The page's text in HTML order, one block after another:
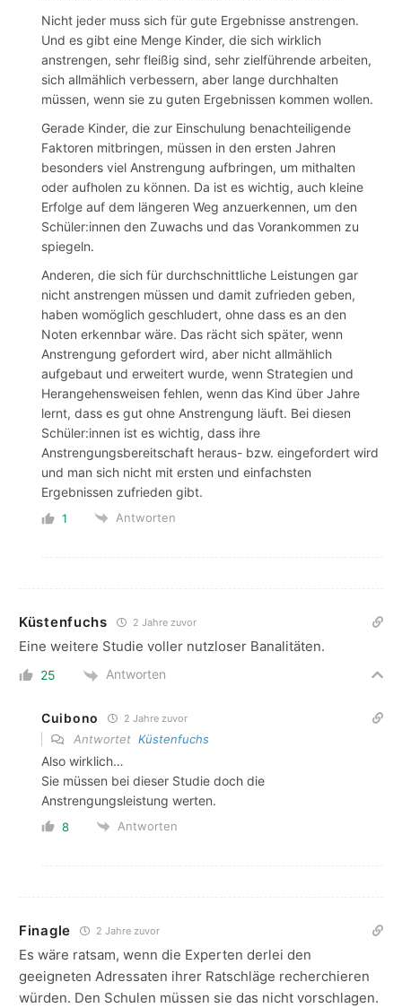
Nicht jeder muss sich für gute Ergebnisse anstrengen.
Und es gibt eine Menge Kinder, die sich wirklich
anstrengen, sehr fleißig sind, sehr zielführende arbeiten,
sich allmählich verbessern, aber lange durchhalten
müssen, wenn sie zu guten Ergebnissen kommen wollen.
Gerade Kinder, die zur Einschulung benachteiligende
Faktoren mitbringen, müssen in den ersten Jahren
besonders viel Anstrengung aufbringen, um mithalten
oder aufholen zu können. Da ist es wichtig, auch kleine
Erfolge auf dem längeren Weg anzuerkennen, um den
Schüler:innen den Zuwachs und das Vorankommen zu
spiegeln.
Anderen, die sich für durchschnittliche Leistungen gar
nicht anstrengen müssen und damit zufrieden geben,
haben womöglich geschludert, ohne dass es an den
Noten erkennbar wäre. Das rächt sich später, wenn
Anstrengung gefordert wird, aber nicht allmählich
aufgebaut und erweitert wurde, wenn Strategien und
Herangehensweisen fehlen, wenn das Kind über Jahre
lernt, dass es gut ohne Anstrengung läuft. Bei diesen
Schüler:innen ist es wichtig, dass ihre
Anstrengungsbereitschaft heraus- bzw. eingefordert wird
und man sich nicht mit ersten und einfachsten
Ergebnissen zufrieden gibt.
1 Antworten
Küstenfuchs 2 Jahre zuvor
Eine weitere Studie voller nutzloser Banalitäten.
25 Antworten
Cuibono 2 Jahre zuvor
Antwortet Küstenfuchs
Also wirklich…
Sie müssen bei dieser Studie doch die
Anstrengungsleistung werten.
8 Antworten
Finagle 2 Jahre zuvor
Es wäre ratsam, wenn die Experten derlei den
geeigneten Adressaten ihrer Ratschläge recherchieren
würden. Den Schulen müssen sie das nicht vorschlagen.